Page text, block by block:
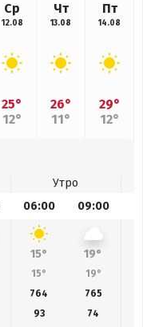
Ср
12.08
25°
12°
Чт
13.08
26°
11°
Пт
14.08
29°
12°
Утро
06:00 09:00
15° 19°
15° 19°
764 765
93 74